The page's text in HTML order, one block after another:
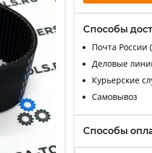
Способы
Почта России
Деловые
Курьерские
Самовывоз
Способы